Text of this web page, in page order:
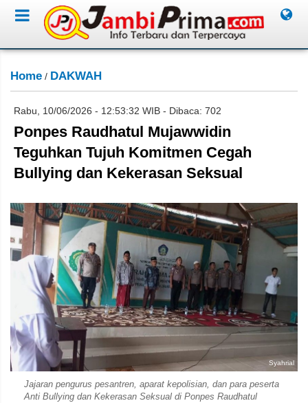
Home / DAKWAH
Rabu, 10/06/2026 - 12:53:32 WIB - Dibaca: 702
Ponpes Raudhatul Mujawwidin
Teguhkan Tujuh Komitmen Cegah
Bullying dan Kekerasan Seksual
Syahrial
Jajaran pengurus pesantren, aparat kepolisian, dan para peserta
Anti Bullying dan Kekerasan Seksual di Ponpes Raudhatul